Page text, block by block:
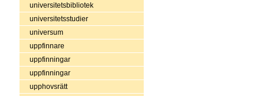
universitetsbibliotek
universitetsstudier
universum
uppfinnare
uppfinningar
uppfinningar
upphovsrätt